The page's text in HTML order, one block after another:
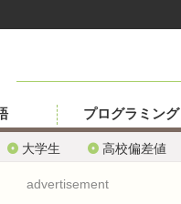
大学生 高校偏差値
プログラミング
advertisement